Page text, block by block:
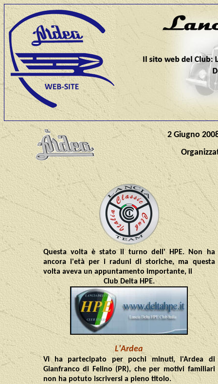
2 Giugno
Questa volta è stato il turno dell' HPE. Non ha
ancora l'età per i raduni di storiche, ma questa
volta aveva un appuntamento importante, il
Club Delta HPE.
L'Ardea
Vi ha partecipato per pochi minuti, l'Ardea di
Gianfranco di Felino (PR), che per motivi familiari
non ha potuto iscriversi a pieno titolo.